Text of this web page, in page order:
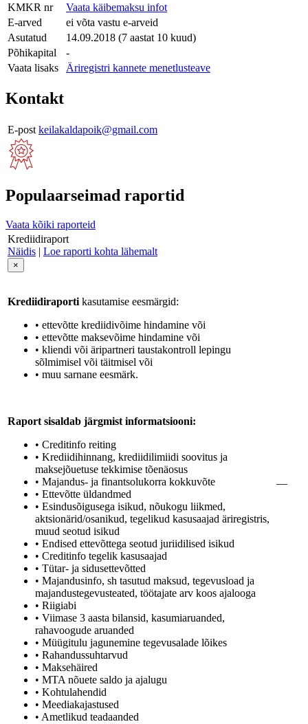
KMKR nr
Vaata käibemaksu infot
E-arved
ei võta vastu e-arveid
Asutatud
14.09.2018 (7 aastat 10 kuud)
Põhikapital
-
Vaata lisaks
Äriregistri kannete menetlusteave
Kontakt
E-post keilakaldapoik@gmail.com
Populaarseimad raportid
Vaata kõiki raporteid
Krediidiraport
Näidis | Loe raporti kohta lähemalt
×
Krediidiraporti kasutamise eesmärgid:
• ettevõtte krediidivõime hindamine või
• ettevõtte maksevõime hindamine või
• kliendi või äripartneri taustakontroll lepingu
sõlmimisel või täitmisel või
• muu sarnane eesmärk.
Raport sisaldab järgmist informatsiooni:
• Creditinfo reiting
• Krediidihinnang, krediidilimiidi soovitus ja
maksejõuetuse tekkimise tõenäosus
• Majandus- ja finantsolukorra kokkuvõte
• Ettevõtte üldandmed
• Esindusõigusega isikud, nõukogu liikmed,
aktsionärid/osanikud, tegelikud kasusaajad äriregistris,
muud seotud isikud
• Endised ettevõttega seotud juriidilised isikud
• Creditinfo tegelik kasusaajad
• Tütar- ja sidusettevõtted
• Majandusinfo, sh tasutud maksud, tegevusload ja
majandustegevusteated, töötajate arv koos ajalooga
• Riigiabi
• Viimase 3 aasta bilansid, kasumiaruanded,
rahavoogude aruanded
• Müügitulu jagunemine tegevusalade lõikes
• Rahandussuhtarvud
• Maksehäired
• MTA nõuete saldo ja ajalugu
• Kohtulahendid
• Meediakajastused
• Ametlikud teadaanded
—